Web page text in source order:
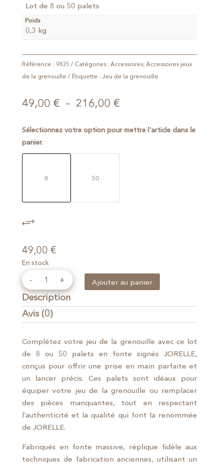
Lot de 8 ou 50 palets
Poids
0,3 kg
Référence : 9835 Catégories : Accessoires, Accessoires jeux
de la grenouille
Étiquette : Jeu de la grenouille
49,00 € – 216,00 €Plage
prix :
à
Sélectionnez votre option pour mettre l'article dans le
panier.
8 50
49,00 €
En stock
quantité
Palets
en
fonte
Ajouter au panier
Description
Avis (0)
Complétez votre jeu de la grenouille avec ce lot
de 8 ou 50 palets en fonte signés JORELLE,
conçus pour offrir une prise en main parfaite et
un lancer précis. Ces palets sont idéaux pour
équiper votre jeu de la grenouille ou remplacer
des pièces manquantes, tout en respectant
l’authenticité et la qualité qui font la renommée
de JORELLE.
Fabriqués en fonte massive, réplique fidèle aux
techniques de fabrication anciennes, utilisant un